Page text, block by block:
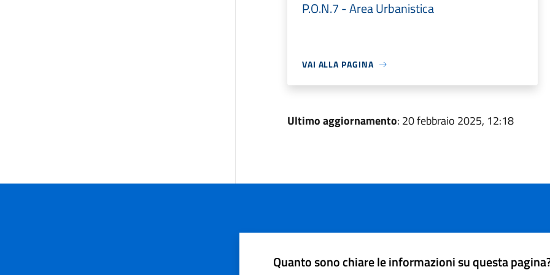
P.O.N.7 - Area Urbanistica
VAI ALLA PAGINA
Ultimo aggiornamento: 20 febbraio 2025, 12:18
Quanto sono chiare le informazioni su questa